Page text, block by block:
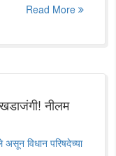
Read More
नीलम
विधान परिषदेच्या